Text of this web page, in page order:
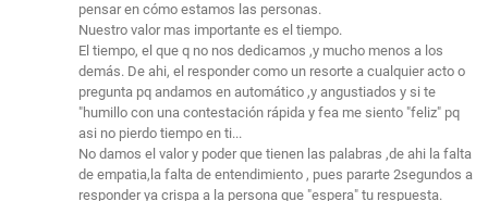
pensar en cómo estamos las personas.
Nuestro valor mas importante es el tiempo.
El tiempo, el que q no nos dedicamos ,y mucho menos a los
demás. De ahi, el responder como un resorte a cualquier acto o
pregunta pq andamos en automático ,y angustiados y si te
"humillo con una contestación rápida y fea me siento "feliz" pq
asi no pierdo tiempo en ti...
No damos el valor y poder que tienen las palabras ,de ahi la falta
de empatia,la falta de entendimiento , pues pararte 2segundos a
responder ya crispa a la persona que "espera" tu respuesta.